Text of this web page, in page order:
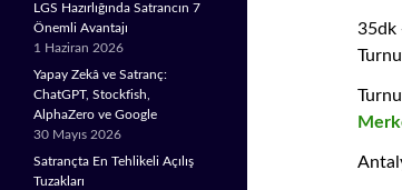
35dk
LGS Hazırlığında Satrancın 7
Önemli Avantajı
1 Haziran 2026
Yapay Zekâ ve Satranç:
ChatGPT, Stockfish,
AlphaZero ve Google
30 Mayıs 2026
Satrançta En Tehlikeli Açılış
Tuzakları